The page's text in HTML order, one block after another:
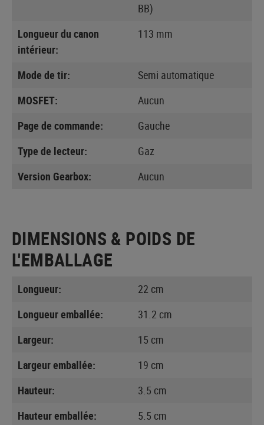
BB)
Longueur du canon
intérieur:
113 mm
Mode de tir:
Semi automatique
MOSFET:
Aucun
Page de commande:
Gauche
Type de lecteur:
Gaz
Version Gearbox:
Aucun
DIMENSIONS & POIDS DE
L'EMBALLAGE
Longueur:
22 cm
Longueur emballée:
31.2 cm
Largeur:
15 cm
Largeur emballée:
19 cm
Hauteur:
3.5 cm
Hauteur emballée:
5.5 cm